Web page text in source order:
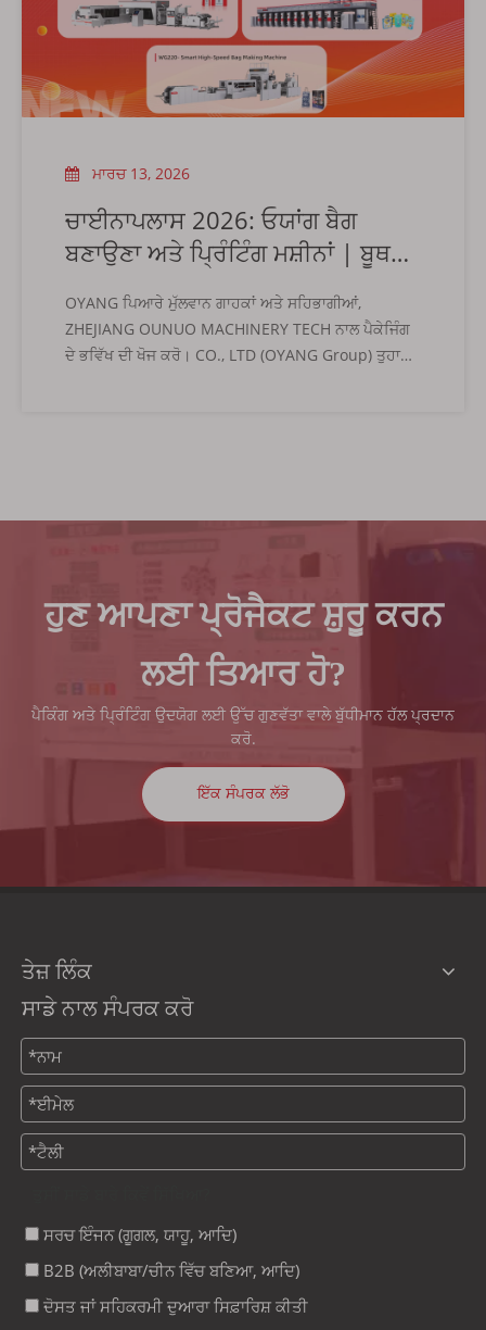
ਮਾਰਚ 13, 2026
ਚਾਈਨਾਪਲਾਸ 2026: ਓਯਾਂਗ ਬੈਗ
ਬਣਾਉਣਾ ਅਤੇ ਪ੍ਰਿੰਟਿੰਗ ਮਸ਼ੀਨਾਂ | ਬੂਥ
OYANG ਪਿਆਰੇ ਮੁੱਲਵਾਨ ਗਾਹਕਾਂ ਅਤੇ ਸਹਿਭਾਗੀਆਂ,
ZHEJIANG OUNUO MACHINERY TECH ਨਾਲ ਪੈਕੇਜਿੰਗ
ਦੇ ਭਵਿੱਖ ਦੀ ਖੋਜ ਕਰੋ। CO., LTD (OYANG Group) ਤੁਹਾਨੂੰ
ਹੁਣ ਆਪਣਾ ਪ੍ਰੋਜੈਕਟ ਸ਼ੁਰੂ ਕਰਨ
ਲਈ ਤਿਆਰ ਹੋ?
ਪੈਕਿੰਗ ਅਤੇ ਪ੍ਰਿੰਟਿੰਗ ਉਦਯੋਗ ਲਈ ਉੱਚ ਗੁਣਵੱਤਾ ਵਾਲੇ ਬੁੱਧੀਮਾਨ ਹੱਲ ਪ੍ਰਦਾਨ
ਕਰੋ.
ਇੱਕ ਸੰਪਰਕ ਲੱਭੋ
ਤੇਜ਼ ਲਿੰਕ
ਸਾਡੇ ਨਾਲ ਸੰਪਰਕ ਕਰੋ
ਸਰਚ ਇੰਜਨ (ਗੂਗਲ, ​​ਯਾਹੂ, ਆਦਿ)
B2B (ਅਲੀਬਾਬਾ/ਚੀਨ ਵਿੱਚ ਬਣਿਆ, ਆਦਿ)
ਦੋਸਤ ਜਾਂ ਸਹਿਕਰਮੀ ਦੁਆਰਾ ਸਿਫ਼ਾਰਿਸ਼ ਕੀਤੀ